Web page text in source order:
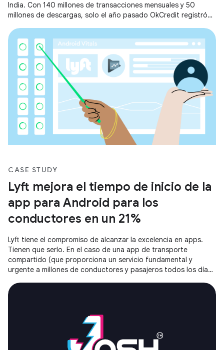
India. Con 140 millones de transacciones mensuales y 50
millones de descargas, solo el año pasado OkCredit registró
Funcionando a una escala tan enorme, OkCredit creó una
experiencia fluida y fluida para todos sus usuarios, ya que se
enfocó en reducir los ANR y mejorar el tiempo de inicio de la
app.
CASE STUDY
Lyft mejora el tiempo de inicio de la
app para Android para los
conductores en un 21%
Lyft tiene el compromiso de alcanzar la excelencia en apps.
Tienen que serlo. En el caso de una app de transporte
compartido (que proporciona un servicio fundamental y
urgente a millones de conductores y pasajeros todos los días),
inaceptable.